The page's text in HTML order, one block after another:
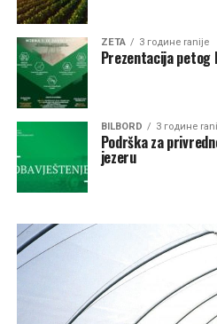
ZETA 3 године ranije
Prezentacija petog
BILBORD 3 године
Podrška za
jezeru